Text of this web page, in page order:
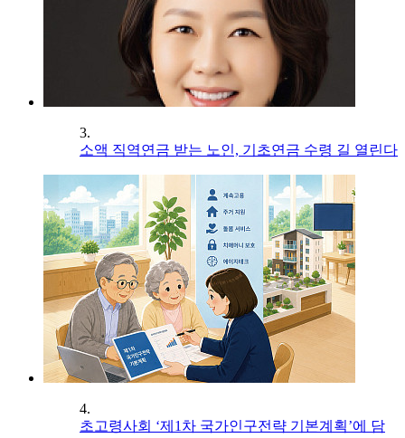
3.
소액 직역연금 받는 노인, 기초연금 수령 길 열린다
4.
초고령사회 ‘제1차 국가인구전략 기본계획’에 담